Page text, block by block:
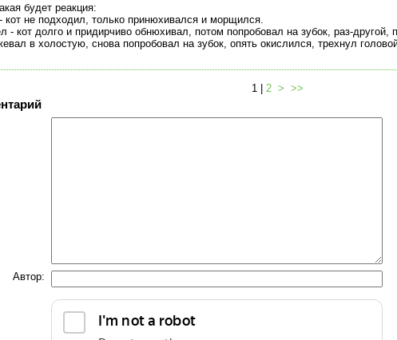
будет реакция:
кот не подходил, только принюхивался и морщился.
- кот долго и придирчиво обнюхивал, потом попробовал на зубок, раз-
в холостую, снова попробовал на зубок, опять окислился, трехнул
1 | 2 > >>
Автор: